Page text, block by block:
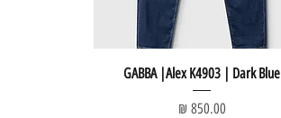
GABBA |Alex K4903 | Dark Blue
מחיר